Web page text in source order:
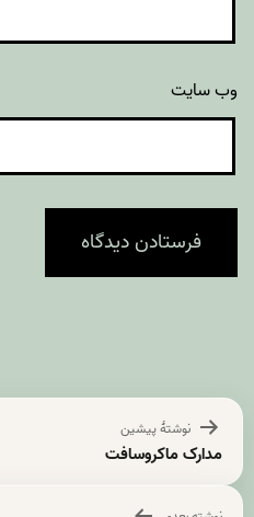
وب‌ سایت
راهبری
نوشتهنوشتهٔ پیشین
مدارک ماکروسافت